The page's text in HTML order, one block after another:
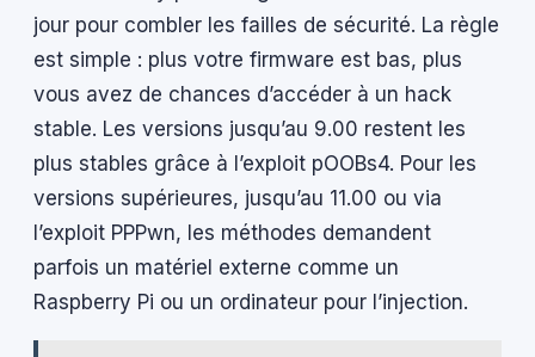
jour pour combler les failles de sécurité. La règle
est simple : plus votre firmware est bas, plus
vous avez de chances d’accéder à un hack
stable. Les versions jusqu’au 9.00 restent les
plus stables grâce à l’exploit pOOBs4. Pour les
versions supérieures, jusqu’au 11.00 ou via
l’exploit PPPwn, les méthodes demandent
parfois un matériel externe comme un
Raspberry Pi ou un ordinateur pour l’injection.